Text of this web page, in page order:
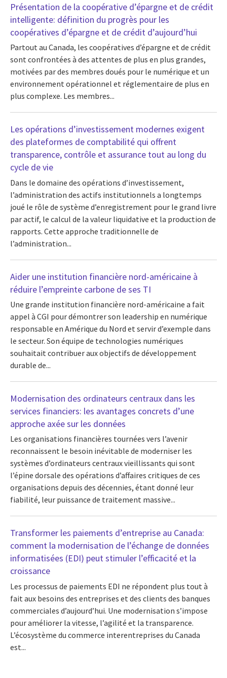
Présentation de la coopérative d’épargne et de crédit
intelligente: définition du progrès pour les
coopératives d’épargne et de crédit d’aujourd’hui
Partout au Canada, les coopératives d’épargne et de crédit
sont confrontées à des attentes de plus en plus grandes,
motivées par des membres doués pour le numérique et un
environnement opérationnel et réglementaire de plus en
plus complexe. Les membres...
Les opérations d’investissement modernes exigent
des plateformes de comptabilité qui offrent
transparence, contrôle et assurance tout au long du
cycle de vie
Dans le domaine des opérations d’investissement,
l’administration des actifs institutionnels a longtemps
joué le rôle de système d’enregistrement pour le grand livre
par actif, le calcul de la valeur liquidative et la production de
rapports. Cette approche traditionnelle de
l’administration...
Aider une institution financière nord-américaine à
réduire l’empreinte carbone de ses TI
Une grande institution financière nord-américaine a fait
appel à CGI pour démontrer son leadership en numérique
responsable en Amérique du Nord et servir d’exemple dans
le secteur. Son équipe de technologies numériques
souhaitait contribuer aux objectifs de développement
durable de...
Modernisation des ordinateurs centraux dans les
services financiers: les avantages concrets d’une
approche axée sur les données
Les organisations financières tournées vers l’avenir
reconnaissent le besoin inévitable de moderniser les
systèmes d’ordinateurs centraux vieillissants qui sont
l’épine dorsale des opérations d’affaires critiques de ces
organisations depuis des décennies, étant donné leur
fiabilité, leur puissance de traitement massive...
Transformer les paiements d’entreprise au Canada:
comment la modernisation de l’échange de données
informatisées (EDI) peut stimuler l’efficacité et la
croissance
Les processus de paiements EDI ne répondent plus tout à
fait aux besoins des entreprises et des clients des banques
commerciales d’aujourd’hui. Une modernisation s’impose
pour améliorer la vitesse, l’agilité et la transparence.
L’écosystème du commerce interentreprises du Canada
est...